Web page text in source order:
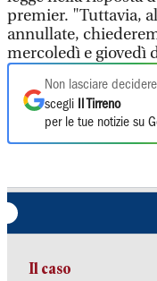
premier. "Tuttavia,
annullate,
mercoledì e giovedì
Non lasciare
scegli
Il Tirreno
per le tue notizie su
Il caso